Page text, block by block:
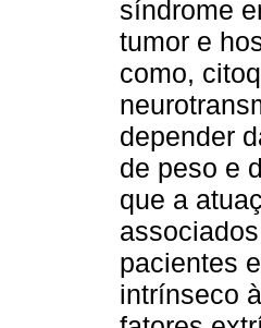
síndrome
tumor e
como,
depender
de peso e
que a
pacientes
intrínseco